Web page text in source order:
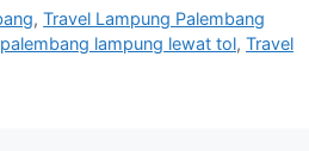
,Travel Lampung Palembang
lampung lewat tol, Travel